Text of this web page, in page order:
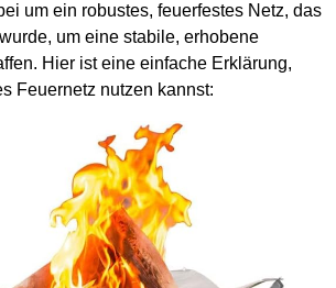
um ein robustes, feuerfestes Netz, das
um eine stabile, erhobene
Hier ist eine einfache Erklärung,
Feuernetz nutzen kannst: